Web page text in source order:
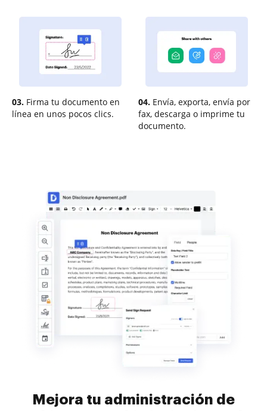
03. Firma tu documento en
línea en unos pocos clics.
04. Envía, exporta, envía por
fax, descarga o imprime tu
documento.
Mejora tu administración de